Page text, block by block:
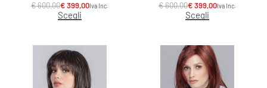
€600,00€399,00Iva Inc.
Scegli
€600,00€399,00Iva Inc.
Scegli